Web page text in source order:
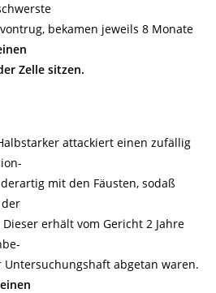
bekamen jeweils 8 Monate
Zelle sitzen.
attackiert einen zufällig
mit den Fäusten, sodaß
erhält vom Gericht 2 Jahre
abgetan waren.
einen